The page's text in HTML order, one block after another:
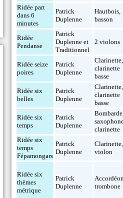
Ridée part
dans 6
minutes
Patrick
Duplenne
Hautbois,
basson
Ridée
Pendanse
Patrick
Duplenne et
Traditionnel
2 violons
Ridée seize
poires
Patrick
Duplenne
Clarinette,
clarinette
basse
Ridée six
belles
Patrick
Duplenne
Clarinette,
clarinette
basse
Ridée six
temps
Patrick
Duplenne
Bombarde
clarinette
Ridée six
temps
Fépamongars
Patrick
Duplenne
Clarinette,
violon
Ridée six
thèmes
métrique
Patrick
Duplenne
trombone